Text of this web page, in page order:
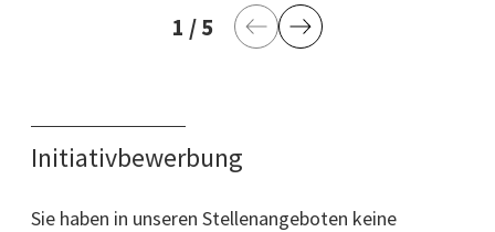
1 aktuelle Seite
/5 letzte Seite
Vorherige Seite
Nächste Seite
Initiativbewerbung
Sie haben in unseren Stellenangeboten keine